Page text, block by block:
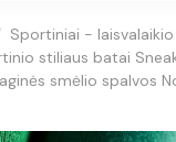
Sportiniai -
stiliaus batai
smėlio spalvos